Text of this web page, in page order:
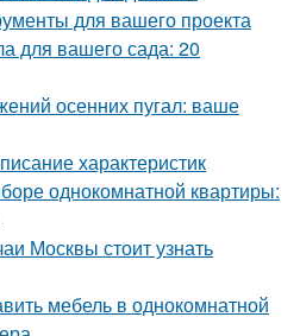
для вашего проекта
для вашего сада: 20
осенних пугал: ваше
характеристик
однокомнатной квартиры:
Москвы стоит узнать
мебель в однокомнатной